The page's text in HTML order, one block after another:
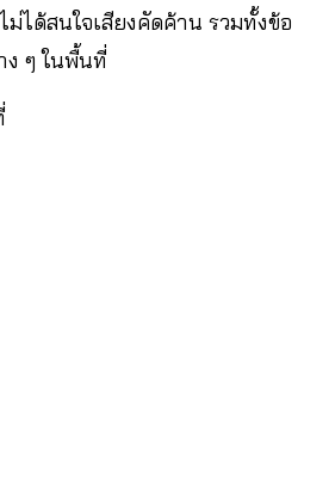
ม่ได้สนใจเสียงคัดค้าน รวมทั้งข้อ
ง ๆ ในพื้นที่